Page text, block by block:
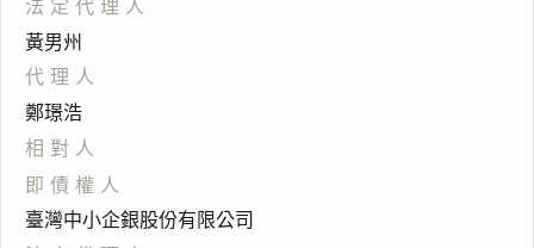
法定代理人
黃男州
代理人
鄭璟浩
相對人
即債權人
臺灣中小企銀股份有限公司